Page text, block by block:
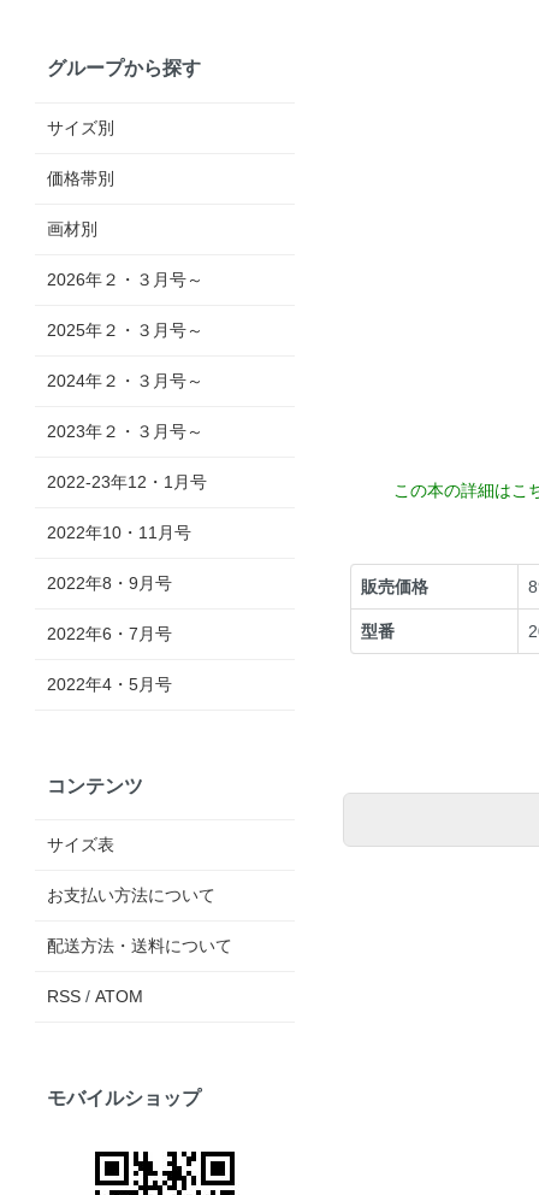
この本の詳細はこ
販売価格
型番
グループから探す
サイズ別
価格帯別
画材別
2026年２・３月号～
2025年２・３月号～
2024年２・３月号～
2023年２・３月号～
2022-23年12・1月号
2022年10・11月号
2022年8・9月号
2022年6・7月号
2022年4・5月号
コンテンツ
サイズ表
お支払い方法について
配送方法・送料について
RSS / ATOM
モバイルショップ